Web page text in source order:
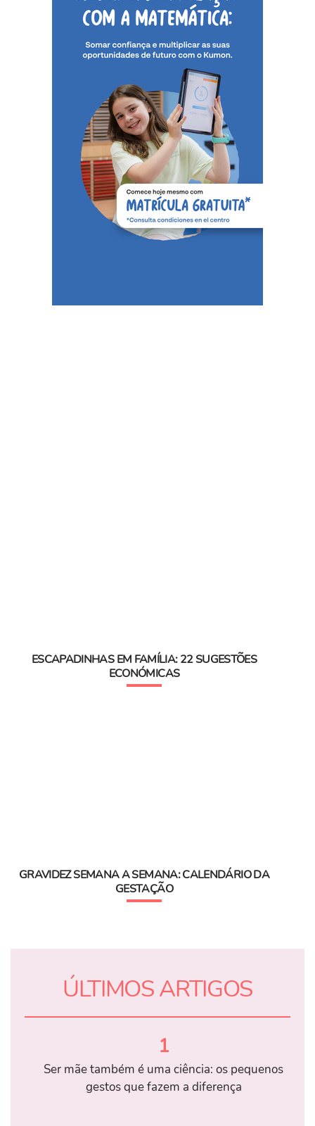
ESCAPADINHAS EM FAMÍLIA: 22 SUGESTÕES
ECONÓMICAS
GRAVIDEZ SEMANA A SEMANA: CALENDÁRIO DA
GESTAÇÃO
ÚLTIMOS ARTIGOS
1
Ser mãe também é uma ciência: os pequenos
gestos que fazem a diferença